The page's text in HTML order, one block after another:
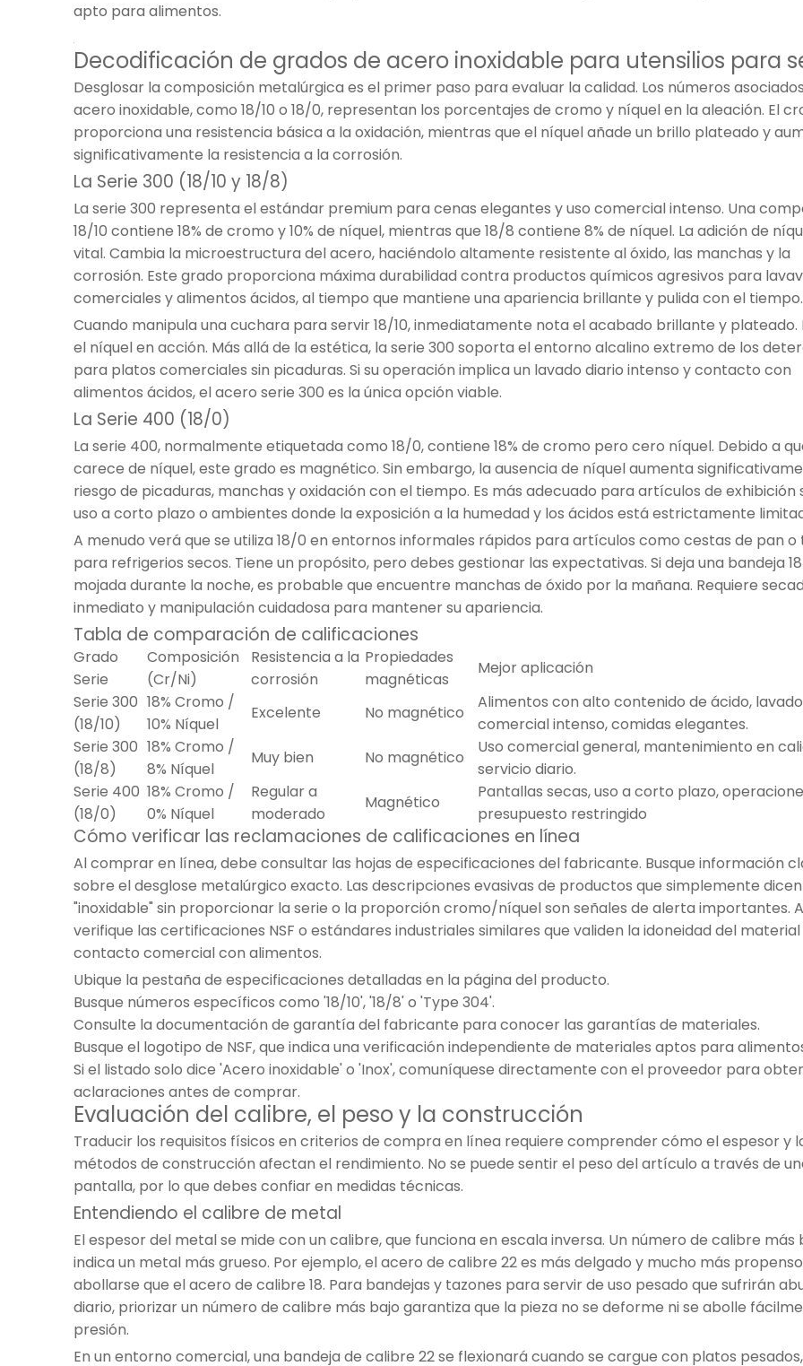
apto para alimentos.
Decodificación de grados de acero inoxidable para utensilios para
Desglosar la composición metalúrgica es el primer paso para evaluar la calidad. Los números
acero inoxidable, como 18/10 o 18/0, representan los porcentajes de cromo y níquel en la aleación. El
proporciona una resistencia básica a la oxidación, mientras que el níquel añade un brillo plateado y
significativamente la resistencia a la corrosión.
La Serie 300 (18/10 y 18/8)
La serie 300 representa el estándar premium para cenas elegantes y uso comercial intenso. Una
18/10 contiene 18% de cromo y 10% de níquel, mientras que 18/8 contiene 8% de níquel. La adición de
vital. Cambia la microestructura del acero, haciéndolo altamente resistente al óxido, las manchas y la
corrosión. Este grado proporciona máxima durabilidad contra productos químicos agresivos para
comerciales y alimentos ácidos, al tiempo que mantiene una apariencia brillante y pulida con el tiempo.
Cuando manipula una cuchara para servir 18/10, inmediatamente nota el acabado brillante y plateado.
el níquel en acción. Más allá de la estética, la serie 300 soporta el entorno alcalino extremo de los
para platos comerciales sin picaduras. Si su operación implica un lavado diario intenso y contacto con
alimentos ácidos, el acero serie 300 es la única opción viable.
La Serie 400 (18/0)
La serie 400, normalmente etiquetada como 18/0, contiene 18% de cromo pero cero níquel. Debido a
carece de níquel, este grado es magnético. Sin embargo, la ausencia de níquel aumenta
riesgo de picaduras, manchas y oxidación con el tiempo. Es más adecuado para artículos de exhibición
uso a corto plazo o ambientes donde la exposición a la humedad y los ácidos está estrictamente
A menudo verá que se utiliza 18/0 en entornos informales rápidos para artículos como cestas de pan o
para refrigerios secos. Tiene un propósito, pero debes gestionar las expectativas. Si deja una bandeja
mojada durante la noche, es probable que encuentre manchas de óxido por la mañana. Requiere
inmediato y manipulación cuidadosa para mantener su apariencia.
Tabla de comparación de calificaciones
Grado
Serie
Composición
(Cr/Ni)
Resistencia a la
corrosión
Propiedades
magnéticas
Mejor aplicación
Serie 300
(18/10)
18% Cromo /
10% Níquel
Excelente No magnético
Alimentos con alto contenido de ácido, lavado
comercial intenso, comidas elegantes.
Serie 300
(18/8)
18% Cromo /
8% Níquel
Muy bien No magnético
Uso comercial general, mantenimiento en
servicio diario.
Serie 400
(18/0)
18% Cromo /
0% Níquel
Regular a
moderado
Magnético
Pantallas secas, uso a corto plazo,
presupuesto restringido
Cómo verificar las reclamaciones de calificaciones en línea
Al comprar en línea, debe consultar las hojas de especificaciones del fabricante. Busque información
sobre el desglose metalúrgico exacto. Las descripciones evasivas de productos que simplemente dicen
"inoxidable" sin proporcionar la serie o la proporción cromo/níquel son señales de alerta importantes.
verifique las certificaciones NSF o estándares industriales similares que validen la idoneidad del
contacto comercial con alimentos.
Ubique la pestaña de especificaciones detalladas en la página del producto.
Busque números específicos como '18/10', '18/8' o 'Type 304'.
Consulte la documentación de garantía del fabricante para conocer las garantías de materiales.
Busque el logotipo de NSF, que indica una verificación independiente de materiales aptos para
Si el listado solo dice 'Acero inoxidable' o 'Inox', comuníquese directamente con el proveedor para
aclaraciones antes de comprar.
Evaluación del calibre, el peso y la construcción
Traducir los requisitos físicos en criterios de compra en línea requiere comprender cómo el espesor y
métodos de construcción afectan el rendimiento. No se puede sentir el peso del artículo a través de
pantalla, por lo que debes confiar en medidas técnicas.
Entendiendo el calibre de metal
El espesor del metal se mide con un calibre, que funciona en escala inversa. Un número de calibre más
indica un metal más grueso. Por ejemplo, el acero de calibre 22 es más delgado y mucho más
abollarse que el acero de calibre 18. Para bandejas y tazones para servir de uso pesado que sufrirán
diario, priorizar un número de calibre más bajo garantiza que la pieza no se deforme ni se abolle
presión.
En un entorno comercial, una bandeja de calibre 22 se flexionará cuando se cargue con platos